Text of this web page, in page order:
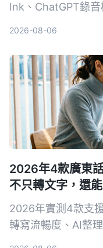
Ink、ChatGPT錄
2026-08-06
2026年4款廣東
不只轉文字，還
2026年實測4款支
轉寫流暢度、AI整